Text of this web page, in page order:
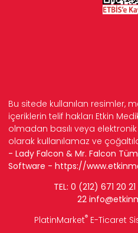
Bu sitede kullanılan resimler,
içeriklerin telif hakları Etkin
olmadan basılı veya
olarak kullanılamaz ve
- Lady Falcon & Mr. Falcon Tüm
Software - https://
TEL: 0 (212) 671 20
22 info
PlatinMarket® E-Ticaret